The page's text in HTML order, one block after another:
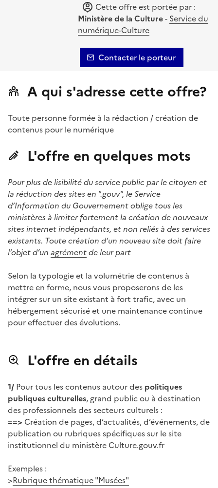
Cette offre est portée par :
Ministère de la Culture- Service du
numérique-Culture
Contacter le porteur
A qui s'adresse cette offre?
Toute personne formée à la rédaction / création de
contenus pour le numérique
L'offre en quelques mots
Pour plus de lisibilité du service public par le citoyen et
la réduction des sites en ".gouv", le Service
d’Information du Gouvernement oblige tous les
ministères à limiter fortement la création de nouveaux
sites internet indépendants, et non reliés à des services
existants. Toute création d’un nouveau site doit faire
l’objet d’un agrémentde leur part
Selon la typologie et la volumétrie de contenus à
mettre en forme, nous vous proposerons de les
intégrer sur un site existant à fort trafic, avec un
hébergement sécurisé et une maintenance continue
pour effectuer des évolutions.
L'offre en détails
1/ Pour tous les contenus autour des politiques
publiques culturelles, grand public ou à destination
des professionnels des secteurs culturels :
==> Création de pages, d’actualités, d’événements, de
publication ou rubriques spécifiques sur le site
institutionnel du ministère Culture.gouv.fr
Exemples :
>Rubrique thématique "Musées"